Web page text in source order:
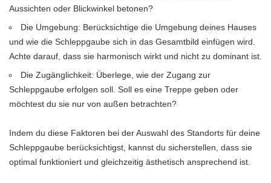
Aussichten oder Blickwinkel betonen?
Die Umgebung: Berücksichtige die Umgebung deines Hauses
und wie die Schleppgaube sich in das Gesamtbild einfügen wird.
Achte darauf, dass sie harmonisch wirkt und nicht zu dominant ist.
Die Zugänglichkeit: Überlege, wie der Zugang zur
Schleppgaube erfolgen soll. Soll es eine Treppe geben oder
möchtest du sie nur von außen betrachten?
Indem du diese Faktoren bei der Auswahl des Standorts für deine
Schleppgaube berücksichtigst, kannst du sicherstellen, dass sie
optimal funktioniert und gleichzeitig ästhetisch ansprechend ist.